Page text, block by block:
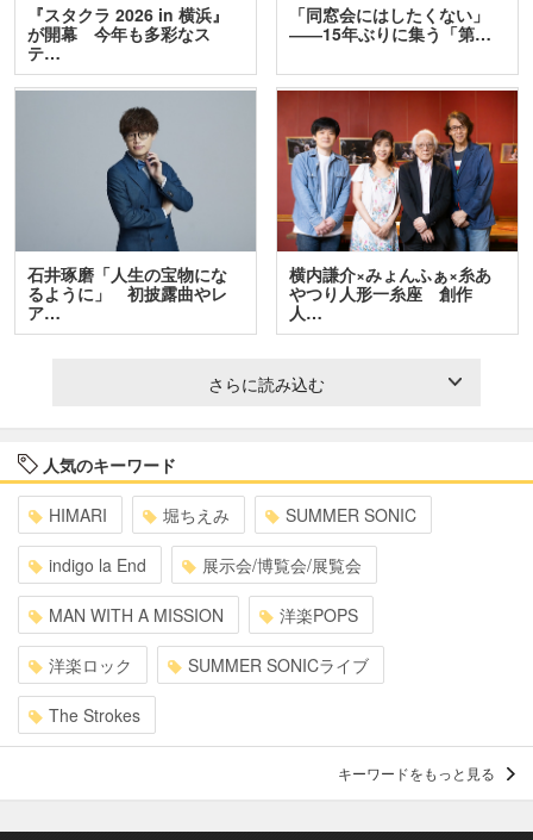
『スタクラ 2026 in 横浜』
が開幕 今年も多彩なス
テ…
「同窓会にはしたくない」
――15年ぶりに集う「第…
石井琢磨「人生の宝物にな
るように」 初披露曲やレ
ア…
横内謙介×みょんふぁ×糸あ
やつり人形一糸座 創作
人…
さらに読み込む
人気のキーワード
HIMARI 堀ちえみ SUMMER SONIC
indigo la End 展示会/博覧会/展覧会
MAN WITH A MISSION 洋楽POPS
洋楽ロック SUMMER SONICライブ
The Strokes
キーワードをもっと見る